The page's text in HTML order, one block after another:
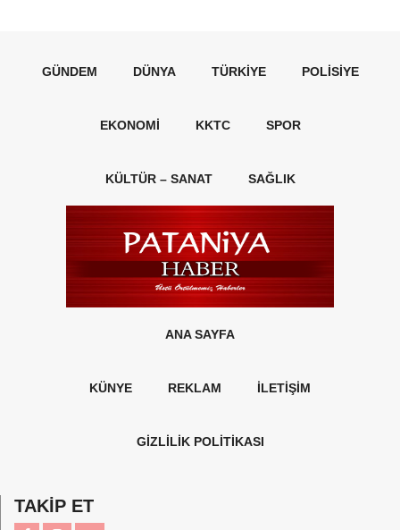
GÜNDEM DÜNYA TÜRKIYE POLISIYE
EKONOMI KKTC SPOR
KÜLTÜR – SANAT SAĞLIK
ANA SAYFA
KÜNYE REKLAM İLETİŞİM
GİZLİLİK POLİTİKASI
TAKİP ET